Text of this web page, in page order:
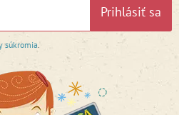
Prihlásiť sa
súkromia